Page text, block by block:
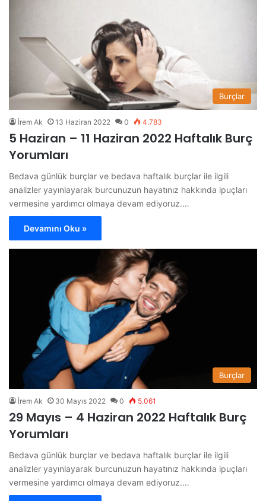
Burçlar
İrem Ak 13 Haziran 2022 0 4.783
5 Haziran – 11 Haziran 2022 Haftalık Burç
Yorumları
Bedava günlük burçlar ve bedava haftalık burçlar ile ilgili
analizler yayınlayarak burcunuzun hayatınız hakkında ipuçları
vermesine yardımcı olmaya devam ediyoruz.…
Devamını Oku »
Burçlar
İrem Ak 30 Mayıs 2022 0 5.061
29 Mayıs – 4 Haziran 2022 Haftalık Burç
Yorumları
Bedava günlük burçlar ve bedava haftalık burçlar ile ilgili
analizler yayınlayarak burcunuzun hayatınız hakkında ipuçları
vermesine yardımcı olmaya devam ediyoruz.…